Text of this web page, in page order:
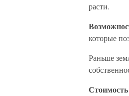
расти.
которые
Раньше